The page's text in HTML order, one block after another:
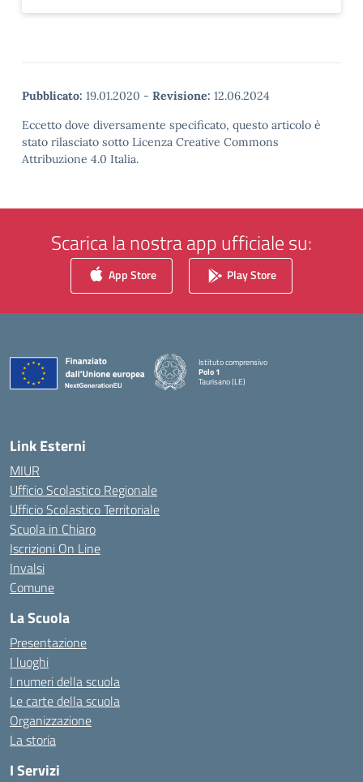
Pubblicato: 19.01.2020 - Revisione: 12.06.2024
Eccetto dove diversamente specificato, questo articolo è
stato rilasciato sotto Licenza Creative Commons
Attribuzione 4.0 Italia.
Scarica la nostra app ufficiale su:
App Store Play Store
Istituto comprensivo
Polo 1
Taurisano (LE)
Link Esterni
MIUR
Ufficio Scolastico Regionale
Ufficio Scolastico Territoriale
Scuola in Chiaro
Iscrizioni On Line
Invalsi
Comune
La Scuola
Presentazione
I luoghi
I numeri della scuola
Le carte della scuola
Organizzazione
La storia
I Servizi